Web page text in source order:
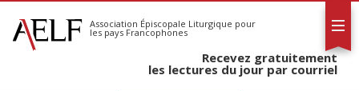
S'abonner
Calendrier
Association Épiscopale Liturgique pour
les pays Francophones
Recevez gratuitement
les lectures du jour par courriel